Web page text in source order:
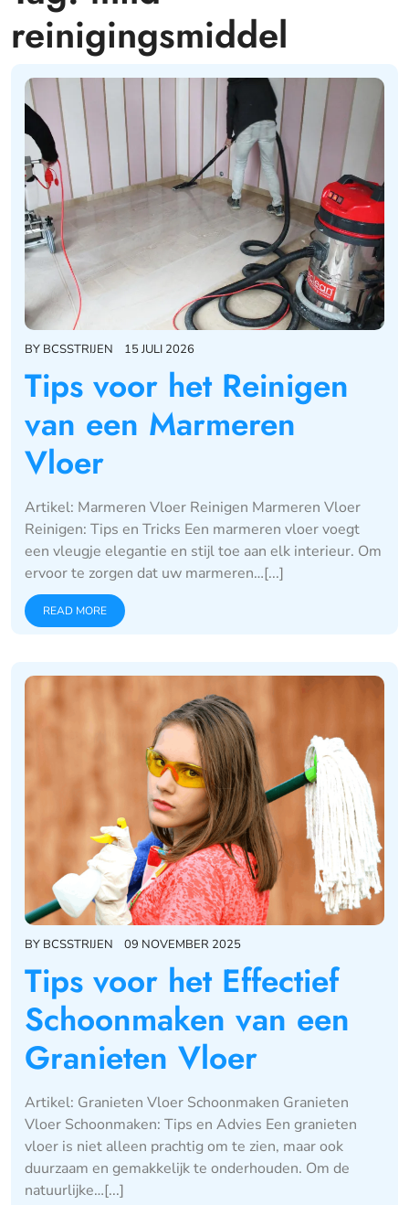
reinigingsmiddel
BY BCSSTRIJEN 15 JULI 2026
Tips voor het Reinigen
van een Marmeren
Vloer
Artikel: Marmeren Vloer Reinigen Marmeren Vloer
Reinigen: Tips en Tricks Een marmeren vloer voegt
een vleugje elegantie en stijl toe aan elk interieur. Om
ervoor te zorgen dat uw marmeren…[...]
READ MORE
BY BCSSTRIJEN 09 NOVEMBER 2025
Tips voor het Effectief
Schoonmaken van een
Granieten Vloer
Artikel: Granieten Vloer Schoonmaken Granieten
Vloer Schoonmaken: Tips en Advies Een granieten
vloer is niet alleen prachtig om te zien, maar ook
duurzaam en gemakkelijk te onderhouden. Om de
natuurlijke…[...]